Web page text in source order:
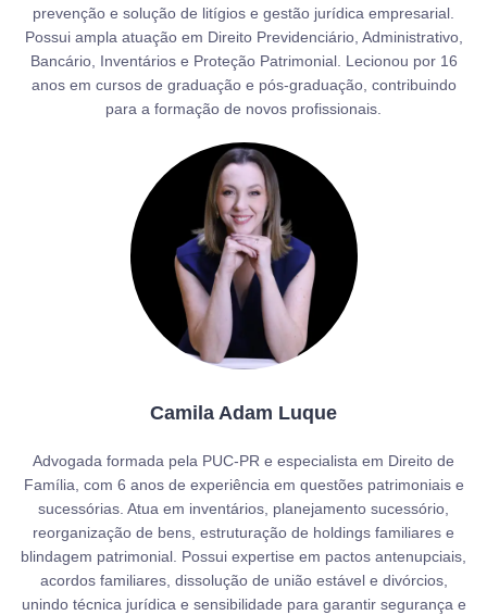
prevenção e solução de litígios e gestão jurídica empresarial.
Possui ampla atuação em Direito Previdenciário, Administrativo,
Bancário, Inventários e Proteção Patrimonial. Lecionou por 16
anos em cursos de graduação e pós-graduação, contribuindo
para a formação de novos profissionais.
Camila Adam Luque
Advogada formada pela PUC-PR e especialista em Direito de
Família, com 6 anos de experiência em questões patrimoniais e
sucessórias. Atua em inventários, planejamento sucessório,
reorganização de bens, estruturação de holdings familiares e
blindagem patrimonial. Possui expertise em pactos antenupciais,
acordos familiares, dissolução de união estável e divórcios,
unindo técnica jurídica e sensibilidade para garantir segurança e